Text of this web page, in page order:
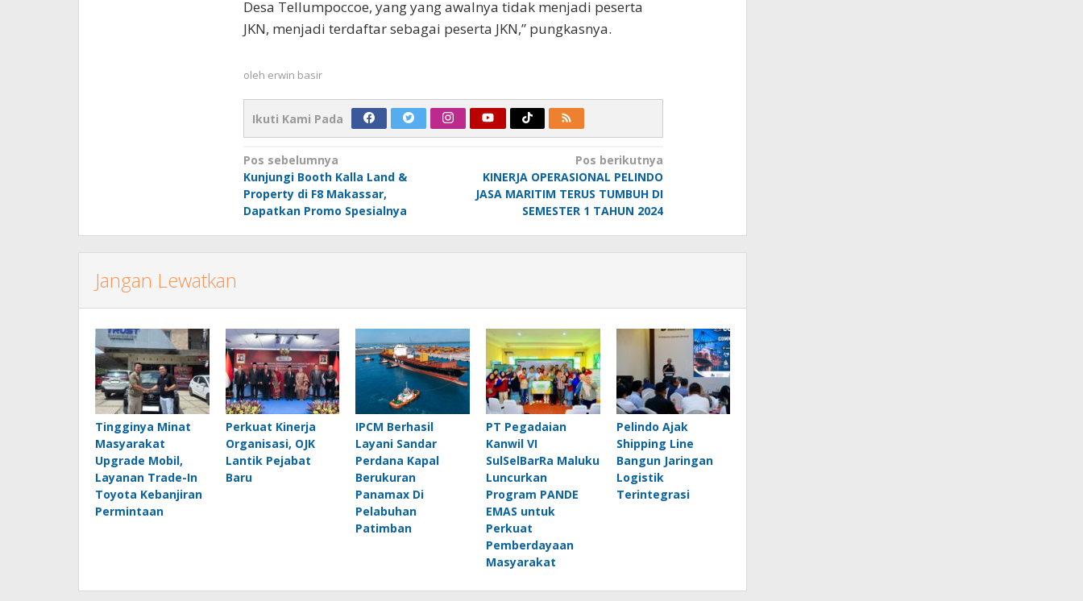
Desa Tellumpoccoe, yang yang awalnya tidak menjadi peserta
JKN, menjadi terdaftar sebagai peserta JKN,” pungkasnya.
oleh erwin basir
Ikuti Kami Pada
Navigasi
pos
Pos sebelumnya
Kunjungi Booth Kalla Land &
Property di F8 Makassar,
Dapatkan Promo Spesialnya
Pos berikutnya
KINERJA OPERASIONAL PELINDO
JASA MARITIM TERUS TUMBUH DI
SEMESTER 1 TAHUN 2024
Jangan Lewatkan
Tingginya Minat
Masyarakat
Upgrade Mobil,
Layanan Trade-In
Toyota Kebanjiran
Permintaan
Perkuat Kinerja
Organisasi, OJK
Lantik Pejabat
Baru
IPCM Berhasil
Layani Sandar
Perdana Kapal
Berukuran
Panamax Di
Pelabuhan
Patimban
PT Pegadaian
Kanwil VI
SulSelBarRa Maluku
Luncurkan
Program PANDE
EMAS untuk
Perkuat
Pemberdayaan
Masyarakat
Pelindo Ajak
Shipping Line
Bangun Jaringan
Logistik
Terintegrasi